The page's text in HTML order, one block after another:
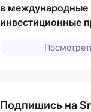
в международные
инвестиционные
Подпишись на